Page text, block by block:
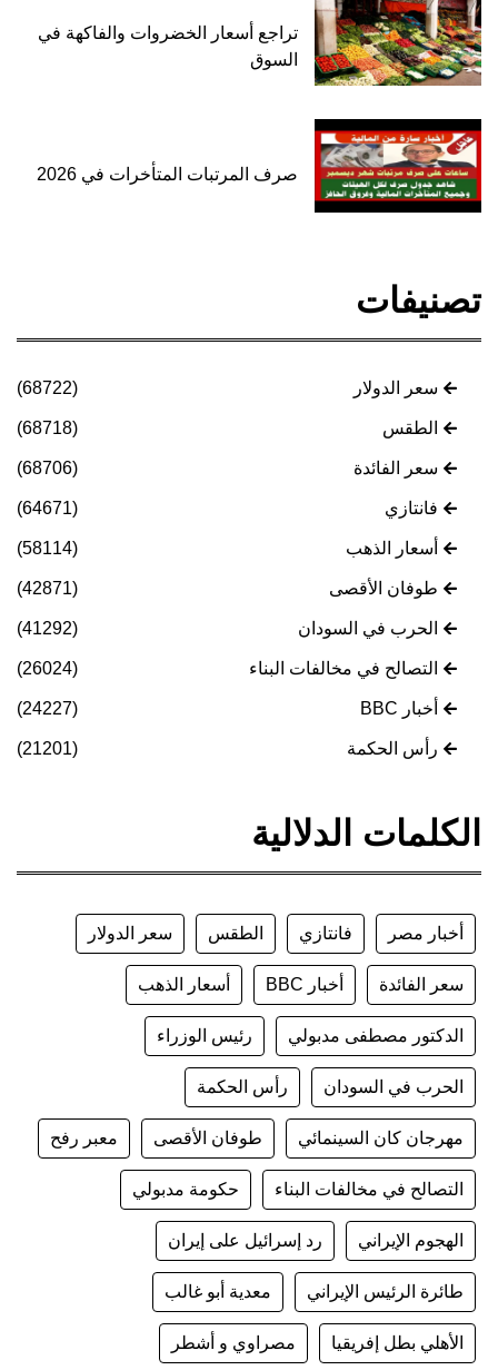
تراجع أسعار الخضروات والفاكهة في
السوق
صرف المرتبات المتأخرات في 2026
تصنيفات
سعر الدولار (68722)
الطقس (68718)
سعر الفائدة (68706)
فانتازي (64671)
أسعار الذهب (58114)
طوفان الأقصى (42871)
الحرب في السودان (41292)
التصالح في مخالفات البناء (26024)
أخبار BBC (24227)
رأس الحكمة (21201)
الكلمات الدلالية
أخبار مصر فانتازي الطقس سعر الدولار
سعر الفائدة أخبار BBC أسعار الذهب
الدكتور مصطفى مدبولي رئيس الوزراء
الحرب في السودان رأس الحكمة
مهرجان كان السينمائي طوفان الأقصى معبر رفح
التصالح في مخالفات البناء حكومة مدبولي
الهجوم الإيراني رد إسرائيل على إيران
طائرة الرئيس الإيراني معدية أبو غالب
الأهلي بطل إفريقيا مصراوي و أشطر